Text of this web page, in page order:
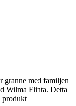
granne med familjen
Wilma Flinta. Detta
produkt